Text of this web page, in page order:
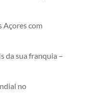
Açores com
da sua franquia –
no